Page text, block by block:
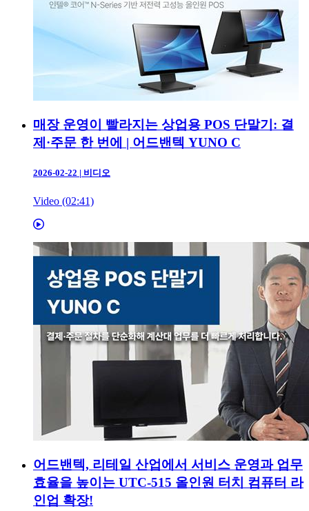
매장 운영이 빨라지는 상업용 POS 단말기: 결
제·주문 한 번에 | 어드밴텍 YUNO C
2026-02-22 | 비디오
Video (02:41)
어드밴텍, 리테일 산업에서 서비스 운영과 업무
효율을 높이는 UTC-515 올인원 터치 컴퓨터 라
인업 확장!